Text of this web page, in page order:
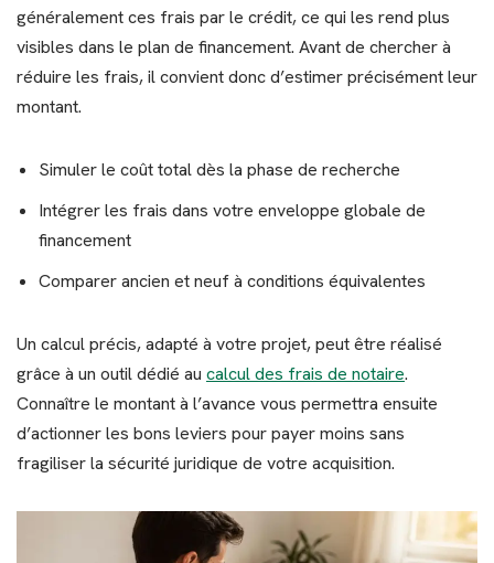
généralement ces frais par le crédit, ce qui les rend plus
visibles dans le plan de financement. Avant de chercher à
réduire les frais, il convient donc d’estimer précisément leur
montant.
Simuler le coût total dès la phase de recherche
Intégrer les frais dans votre enveloppe globale de
financement
Comparer ancien et neuf à conditions équivalentes
Un calcul précis, adapté à votre projet, peut être réalisé
grâce à un outil dédié au calcul des frais de notaire.
Connaître le montant à l’avance vous permettra ensuite
d’actionner les bons leviers pour payer moins sans
fragiliser la sécurité juridique de votre acquisition.